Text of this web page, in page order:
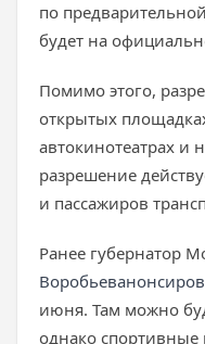
по
будет на
Помимо этого,
открытых
автокинотеатрах и
разрешение
и пассажиров
Ранее губернатор
Воробьев
июня. Там можно
однако спортивные